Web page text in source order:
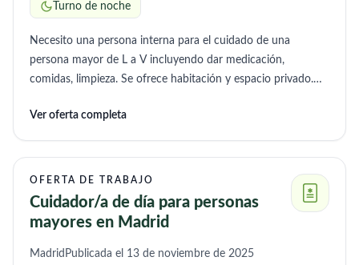
Turno de noche
Necesito una persona interna para el cuidado de una
persona mayor de L a V incluyendo dar medicación,
comidas, limpieza. Se ofrece habitación y espacio privado.
Ver oferta completa
OFERTA DE TRABAJO
Cuidador/a de día para personas
mayores en Madrid
Madrid Publicada el 13 de noviembre de 2025